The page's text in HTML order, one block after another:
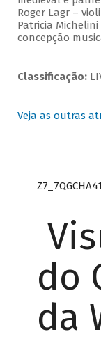
Roger Lagr –
Patricia
concepção
Classificação:
Veja as outras
do
da